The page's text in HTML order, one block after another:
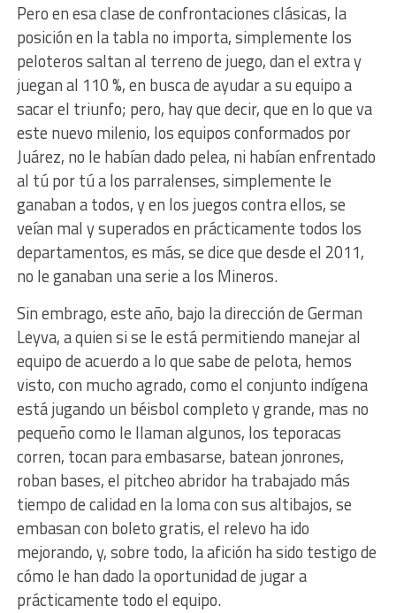
Pero en esa clase de confrontaciones clásicas, la
posición en la tabla no importa, simplemente los
peloteros saltan al terreno de juego, dan el extra y
juegan al 110 %, en busca de ayudar a su equipo a
sacar el triunfo; pero, hay que decir, que en lo que va
este nuevo milenio, los equipos conformados por
Juárez, no le habían dado pelea, ni habían enfrentado
al tú por tú a los parralenses, simplemente le
ganaban a todos, y en los juegos contra ellos, se
veían mal y superados en prácticamente todos los
departamentos, es más, se dice que desde el 2011,
no le ganaban una serie a los Mineros.
Sin embrago, este año, bajo la dirección de German
Leyva, a quien si se le está permitiendo manejar al
equipo de acuerdo a lo que sabe de pelota, hemos
visto, con mucho agrado, como el conjunto indígena
está jugando un béisbol completo y grande, mas no
pequeño como le llaman algunos, los teporacas
corren, tocan para embasarse, batean jonrones,
roban bases, el pitcheo abridor ha trabajado más
tiempo de calidad en la loma con sus altibajos, se
embasan con boleto gratis, el relevo ha ido
mejorando, y, sobre todo, la afición ha sido testigo de
cómo le han dado la oportunidad de jugar a
prácticamente todo el equipo.